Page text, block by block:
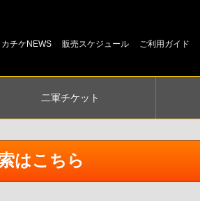
カチケNEWS 販売スケジュール ご利用ガイド
二軍チケット
はこちら